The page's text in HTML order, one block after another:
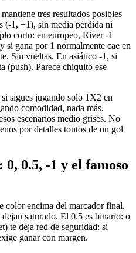
tres resultados posibles
(-1, +1), sin media pérdida ni
corto: en europeo, River -1
si gana por 1 normalmente cae en
Sin vueltas. En asiático -1, si
(push). Parece chiquito ese
sigues jugando solo 1X2 en
comodidad, nada más,
escenarios medio grises. No
por detalles tontos de un gol
0.5, -1 y el famoso
color encima del marcador final.
saturado. El 0.5 es binario: o
te deja red de seguridad: si
ganar con margen.